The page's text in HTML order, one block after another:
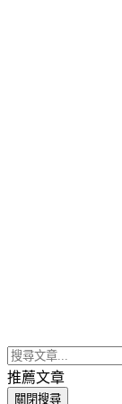
推薦文章
關閉搜尋